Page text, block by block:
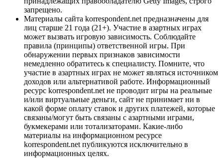
запрещено.
Материалы сайта korrespondent.net предназначены для
лиц старше 21 года (21+). Участие в азартных играх
может вызвать игровую зависимость. Соблюдайте
правила (принципы) ответственной игры. При
обнаружении первых признаков зависимости
немедленно обратитесь к специалисту. Помните, что
участие в азартных играх не может являться источником
доходов или альтернативой работе. Информационный
ресурс korrespondent.net не проводит игры на реальные
и/или виртуальные деньги, сайт не принимает ни в
какой форме оплату ставок и других платежей, которые
связаны/могут быть связаны с азартными играми,
букмекерами или тотализаторами. Какие-либо
материалы на информационном ресурсе
korrespondent.net публикуются исключительно в
информационных целях.